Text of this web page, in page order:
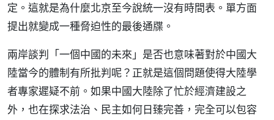
定。這就是為什麼北京至今說統一沒有時間表。單方面
提出就變成一種脅迫性的最後通牒。
兩岸談判「一個中國的未來」是否也意味著對於中國大
陸當今的體制有所批判呢？正就是這個問題使得大陸學
者專家遲疑不前。如果中國大陸除了忙於經濟建設之
外，也在探求法治、民主如何日臻完善，完全可以包容